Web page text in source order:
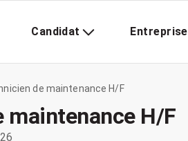
Candidat Entreprise
de maintenance H/F
maintenance H/F